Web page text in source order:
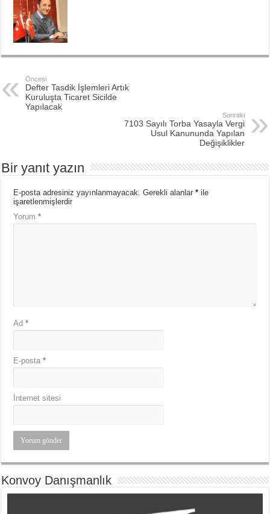
Öncesi
Defter Tasdik İşlemleri Artık
Kuruluşta Ticaret Sicilde
Yapılacak
Sonraki
7103 Sayılı Torba Yasayla Vergi
Usul Kanununda Yapılan
Değişiklikler
Bir yanıt yazın
E-posta adresiniz yayınlanmayacak. Gerekli alanlar* ile
işaretlenmişlerdir
Yorum*
Ad*
E-posta*
İnternet sitesi
Konvoy Danışmanlık